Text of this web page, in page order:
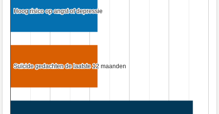
Hoog risico op angst of depressie
Hoog risico op angst of depressie
Suïcide gedachten de laatste 12 maanden
Suïcide gedachten de laatste 12 maanden